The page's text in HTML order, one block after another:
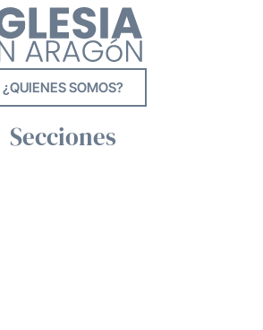
¿QUIENES SOMOS?
Secciones